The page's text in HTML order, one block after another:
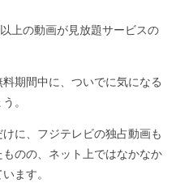
上の動画が見放題サービスの
期間中に、ついでに気になる
。
に、フジテレビの独占動画も
のの、ネット上ではなかなか
ます。